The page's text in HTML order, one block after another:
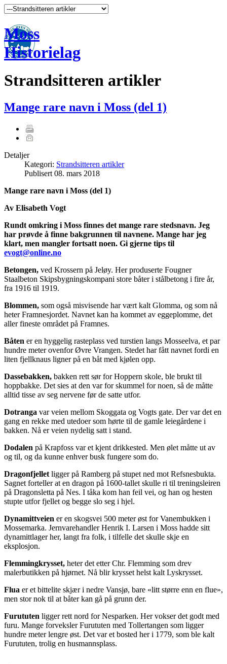
Moss
Historielag
Strandsitteren artikler
Mange rare navn i Moss (del 1)
Detaljer
Kategori: Strandsitteren artikler
Publisert 08. mars 2018
Mange rare navn i Moss (del 1)
Av Elisabeth Vogt
Rundt omkring i Moss finnes det mange rare stedsnavn. Jeg
har prøvde å finne bakgrunnen til navnene. Mange har jeg
klart, men mangler fortsatt noen. Gi gjerne tips til
evogt@online.no
Betongen, ved Krossern på Jeløy. Her produserte Fougner
Staalbeton Skipsbygningskompani store båter i stålbetong i fire år,
fra 1916 til 1919.
Blommen, som også misvisende har vært kalt Glomma, og som nå
heter Framnesjordet. Navnet kan ha kommet av eggeplomme, det
aller fineste området på Framnes.
Båten er en hyggelig rasteplass ved turstien langs Mosseelva, et par
hundre meter ovenfor Øvre Vrangen. Stedet har fått navnet fordi en
liten fjellknaus ligner på en båt med kjølen opp.
Dassebakken, bakken rett sør for Hoppern skole, ble brukt til
hoppbakke. Det sies at den var for skummel for noen, så de måtte
alltid tisse av seg nervene før de satte utfor.
Dotranga var veien mellom Skoggata og Vogts gate. Der var det en
gang en rekke med utedoer som hørte til de gamle leiegårdene i
bakken. Nå er veien nydelig satt i stand.
Dodalen på Krapfoss var et kjent drikkested. Men ølet måtte ut av
og til, og da kunne enhver busk fungere som do.
Dragonfjellet ligger på Ramberg på stupet ned mot Refsnesbukta.
Sagnet forteller at en dragon på 1600-tallet skulle ri til treningsleiren
på Dragonsletta på Nes. I tåka kom han feil vei, og han og hesten
stupte utfor fjellet og begge slo seg i hjel.
Dynamittveien er en skogsvei 500 meter øst for Vanembukken i
Mossemarka. Jernvarehandler Henrik I. Larsen i Moss hadde sitt
dynamittlager her, langt fra folk, i tilfelle det skulle skje en
eksplosjon.
Flemmingkrysset, heter det etter Chr. Flemming som drev
malerbutikken på hjørnet. Nå blir krysset helst kalt Lyskrysset.
Flua er et bittelite skjær i nedre Vansjø, bare «litt større enn en flue»,
men stor nok til at båter kan gå på grunn der.
Furututen ligger rett nord for Nesparken. Her vokser det godt med
furu. Mange forveksler Furututen med Tollertangen som ligger
hundre meter lengre øst. Det var et bosted her i 1779, som ble kalt
Furututen, trolig en husmannsplass.